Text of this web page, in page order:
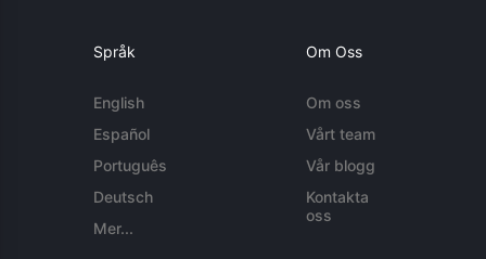
Språk
English
Español
Português
Deutsch
Mer...
Om Oss
Om oss
Vårt team
Vår blogg
Kontakta
oss